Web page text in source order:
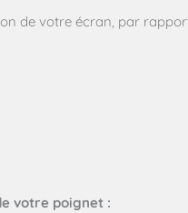
de votre écran, par
votre poignet :